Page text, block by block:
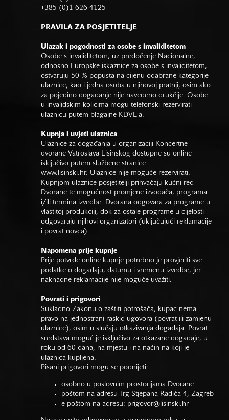
+385 (0)1 626 4125
PRAVILA ZA POSJETITELJE
Ulazak i pogodnosti za osobe s invaliditetom
Osobe s invaliditetom, uz predočenje Nacionalne,
odnosno Europske iskaznice za osobe s invaliditetom,
ostvaruju 50 % popusta na cijenu odabrane kategorije
ulaznice, kao i jedna osoba u njihovoj pratnji, osim ako
za pojedino događanje nije navedeno drukčije. Osobe
u invalidskim kolicima mogu telefonski rezervirati
ulaznicu putem blagajne KDVL-a.
Kupnja i uvjeti ulaznica
Ulaznice za događanja u organizaciji Koncertne
dvorane Vatroslava Lisinskog dostupne su online
isključivo putem službene stranice
www.lisinski.hr. Ulaznice nije moguće rezervirati.
Kupnjom ulaznice posjetitelji prihvaćaju kućni red
Dvorane te mogućnost promjene izvođača, programa
i/ili termina izvedbe. Dvorana odgovara za programe u
vlastitoj produkciji, dok za ostale programe u cijelosti
odgovaraju njihovi organizatori (uključujući reklamacije
i povrat novca).
Napomena prije kupnje
Prije potvrde online kupnje potrebno je provjeriti sve
podatke o događaju, datumu i vremenu izvedbe, jer
naknadne reklamacije nije moguće uvažiti.
Povrati i prigovori
Sukladno Zakonu o zaštiti potrošača, kupac nema
pravo na jednostrani raskid ugovora (povrat ili zamjenu
ulaznice), osim u slučaju otkazivanja događaja. Povrat
sredstava moguć je isključivo za otkazane događaje, u
roku od 60 dana, na mjestu i na način na koji je
ulaznica kupljena.
Pisani prigovori mogu se podnijeti:
osobno u poslovnim prostorijama Dvorane
poštom na adresu Trg Stjepana Radića 4, Zagreb
e-poštom na adresu: prigovor@lisinski.hr